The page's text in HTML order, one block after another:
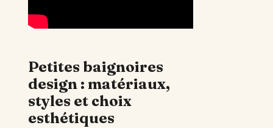
Petites baignoires
design : matériaux,
styles et choix
esthétiques